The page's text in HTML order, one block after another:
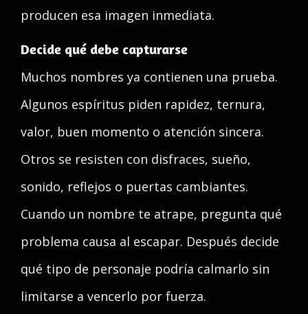
producen esa imagen inmediata.
Decide qué debe capturarse
Muchos nombres ya contienen una prueba.
Algunos espíritus piden rapidez, ternura,
valor, buen momento o atención sincera.
Otros se resisten con disfraces, sueño,
sonido, reflejos o puertas cambiantes.
Cuando un nombre te atrape, pregunta qué
problema causa al escapar. Después decide
qué tipo de personaje podría calmarlo sin
limitarse a vencerlo por fuerza.